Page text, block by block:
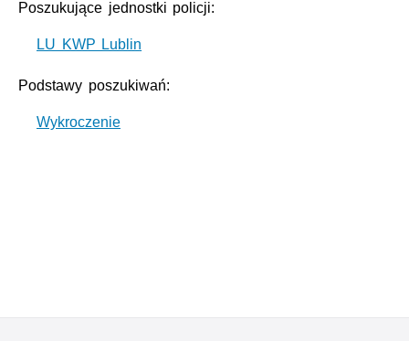
Poszukujące jednostki policji:
LU KWP Lublin
Podstawy poszukiwań:
Wykroczenie